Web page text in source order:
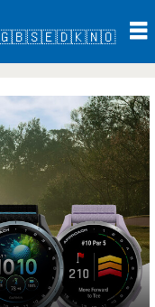
🇸🇪🇩🇰🇳🇴